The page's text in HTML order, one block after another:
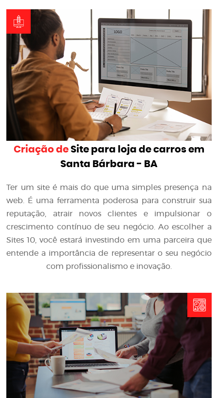
Criação deSite para loja de carros em
Santa Bárbara - BA
Ter um site é mais do que uma simples presença na
web. É uma ferramenta poderosa para construir sua
reputação, atrair novos clientes e impulsionar o
crescimento contínuo de seu negócio. Ao escolher a
Sites 10, você estará investindo em uma parceira que
entende a importância de representar o seu negócio
com profissionalismo e inovação.